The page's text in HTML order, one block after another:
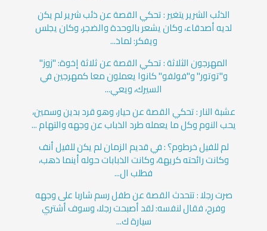
الذئب الشرير يتغير : تحكي القصة عن ذئب شرير لم يكن
لديه أصدقاء، وكان يشعر بالوحدة والضجر، وكان يجلس
ويفكر: لماذ...
المهرجون الثلاثة : تحكي القصة عن ثلاثة إخوة: "زوز"
و"توتور" و"فولفو" كانوا يعملون معا كمهرجين في
السيرك، ويعي...
عشبة النار : تحكي القصة عن حيار، وهو قرد بدين وسمين،
يحب النوم وكل ما يعمله طرد الذباب عن وجهه والتهام ...
لم للفيل خرطوم؟ : في قديم الزمان لم يكن للفيل أنف
وكانت رائحته كريهة، وكانت الذبابات حوله أينما ذهب،
فطلب ال...
صرت رجلا : تتحدث القصة عن طفل رسم شاربا على وجهه
وفرح، فقال لنفسه: لقد أصبحت رجلا، وسوف أشتري
سيارة ك...